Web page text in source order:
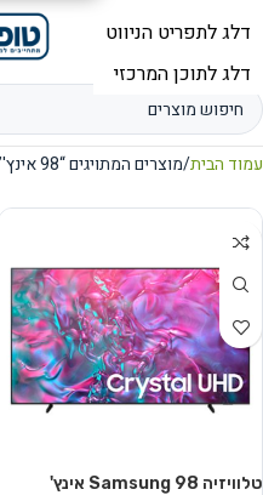
תפריט
עמוד הבית מוצרים המתויגים “98 אינץ'”
טלוויזיה Samsung 98 אינץ'